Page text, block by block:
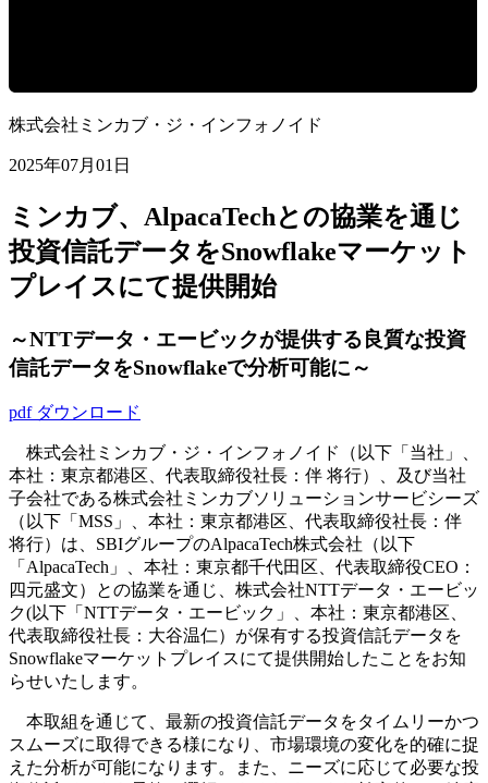
株式会社ミンカブ・ジ・インフォノイド
2025年07月01日
ミンカブ、AlpacaTechとの協業を通じ
投資信託データをSnowflakeマーケット
プレイスにて提供開始
～NTTデータ・エービックが提供する良質な投資
信託データをSnowflakeで分析可能に～
pdf ダウンロード
株式会社ミンカブ・ジ・インフォノイド（以下「当社」、
本社：東京都港区、代表取締役社長：伴 将行）、及び当社
子会社である株式会社ミンカブソリューションサービシーズ
（以下「MSS」、本社：東京都港区、代表取締役社長：伴
将行）は、SBIグループのAlpacaTech株式会社（以下
「AlpacaTech」、本社：東京都千代田区、代表取締役CEO：
四元盛文）との協業を通じ、株式会社NTTデータ・エービッ
ク(以下「NTTデータ・エービック」、本社：東京都港区、
代表取締役社長：大谷温仁）が保有する投資信託データを
Snowflakeマーケットプレイスにて提供開始したことをお知
らせいたします。
本取組を通じて、最新の投資信託データをタイムリーかつ
スムーズに取得できる様になり、市場環境の変化を的確に捉
えた分析が可能になります。また、ニーズに応じて必要な投